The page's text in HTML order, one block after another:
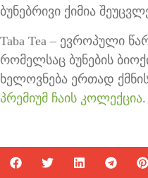
ბუნებრივი ქიმია
Taba Tea – ევროპული
რომელსაც ბუნების
ხელოვნება ერთად
პრემიუმ ჩაის კოლექცია.